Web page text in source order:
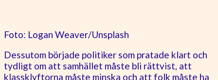
Foto: Logan Weaver/Unsplash
Dessutom började politiker som pratade klart och
tydligt om att samhället måste bli rättvist, att
klassklyftorna måste minska och att folk måste ha